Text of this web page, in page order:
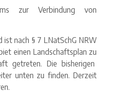
zur Verbindung von
nach § 7 LNatSchG NRW
einen Landschaftsplan zu
getreten. Die bisherigen
unten zu finden. Derzeit